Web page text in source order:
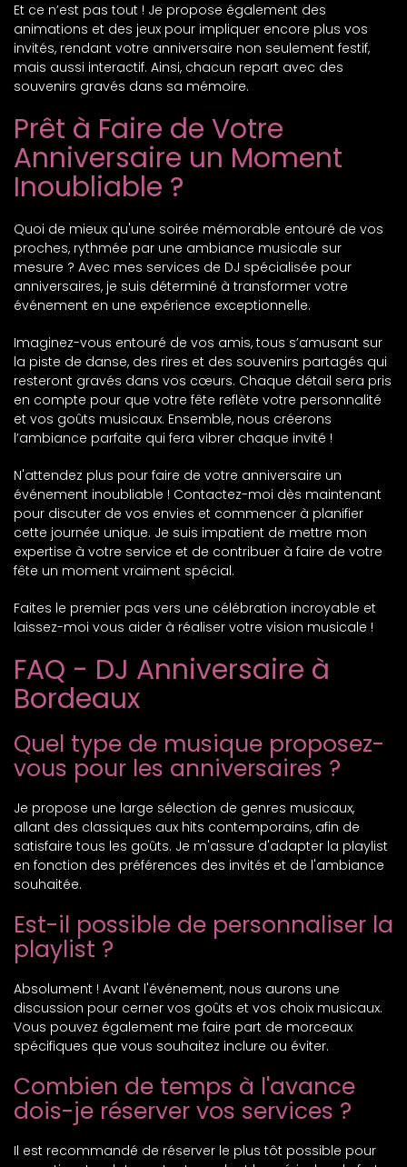
Et ce n’est pas tout ! Je propose également des
animations et des jeux pour impliquer encore plus vos
invités, rendant votre anniversaire non seulement festif,
mais aussi interactif. Ainsi, chacun repart avec des
souvenirs gravés dans sa mémoire.
Prêt à Faire de Votre
Anniversaire un Moment
Inoubliable ?
Quoi de mieux qu'une soirée mémorable entouré de vos
proches, rythmée par une ambiance musicale sur
mesure ? Avec mes services de DJ spécialisée pour
anniversaires, je suis déterminé à transformer votre
événement en une expérience exceptionnelle.
Imaginez-vous entouré de vos amis, tous s’amusant sur
la piste de danse, des rires et des souvenirs partagés qui
resteront gravés dans vos cœurs. Chaque détail sera pris
en compte pour que votre fête reflète votre personnalité
et vos goûts musicaux. Ensemble, nous créerons
l’ambiance parfaite qui fera vibrer chaque invité !
N'attendez plus pour faire de votre anniversaire un
événement inoubliable ! Contactez-moi dès maintenant
pour discuter de vos envies et commencer à planifier
cette journée unique. Je suis impatient de mettre mon
expertise à votre service et de contribuer à faire de votre
fête un moment vraiment spécial.
Faites le premier pas vers une célébration incroyable et
laissez-moi vous aider à réaliser votre vision musicale !
FAQ - DJ Anniversaire à
Bordeaux
Quel type de musique proposez-
vous pour les anniversaires ?
Je propose une large sélection de genres musicaux,
allant des classiques aux hits contemporains, afin de
satisfaire tous les goûts. Je m'assure d'adapter la playlist
en fonction des préférences des invités et de l'ambiance
souhaitée.
Est-il possible de personnaliser la
playlist ?
Absolument ! Avant l'événement, nous aurons une
discussion pour cerner vos goûts et vos choix musicaux.
Vous pouvez également me faire part de morceaux
spécifiques que vous souhaitez inclure ou éviter.
Combien de temps à l'avance
dois-je réserver vos services ?
Il est recommandé de réserver le plus tôt possible pour